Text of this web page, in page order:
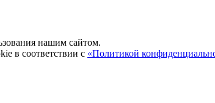
нашим сайтом.
в соответствии с «Политикой